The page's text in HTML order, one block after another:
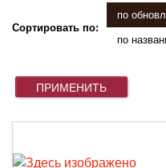
Сортировать по:
по
по